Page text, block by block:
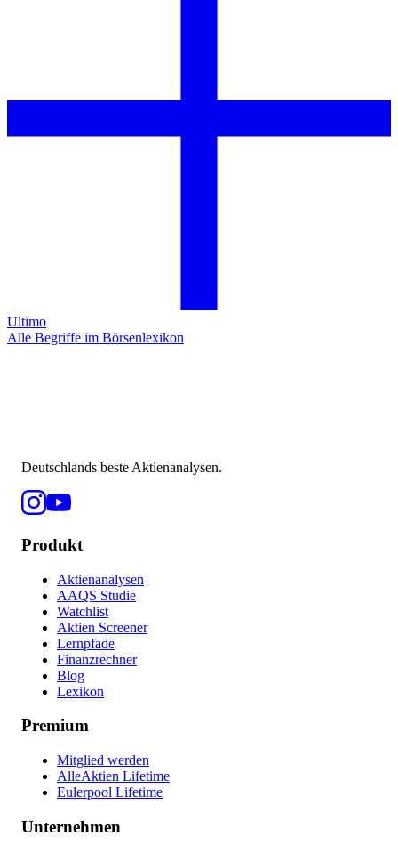
Ultimo
Alle Begriffe im Börsenlexikon
Deutschlands beste Aktienanalysen.
Produkt
Aktienanalysen
AAQS Studie
Watchlist
Aktien Screener
Lernpfade
Finanzrechner
Blog
Lexikon
Premium
Mitglied werden
AlleAktien Lifetime
Eulerpool Lifetime
Unternehmen